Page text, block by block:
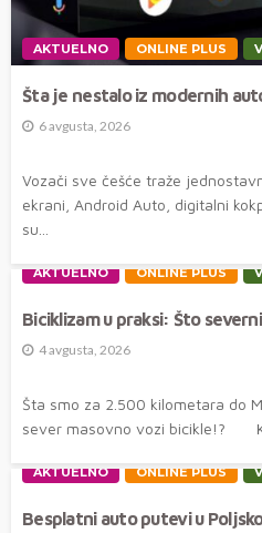
AKTUELNO ONLINE PLUS
Šta je nestalo iz modernih
6 avgusta, 2026
Vozači sve češće traže
ekrani, Android Auto, digitalni
su...
AKTUELNO ONLINE PLUS
Biciklizam u praksi: Što
4 avgusta, 2026
Šta smo za 2.500 kilometara do
sever masovno vozi bicikle!?
AKTUELNO ONLINE PLUS
Besplatni auto putevi u